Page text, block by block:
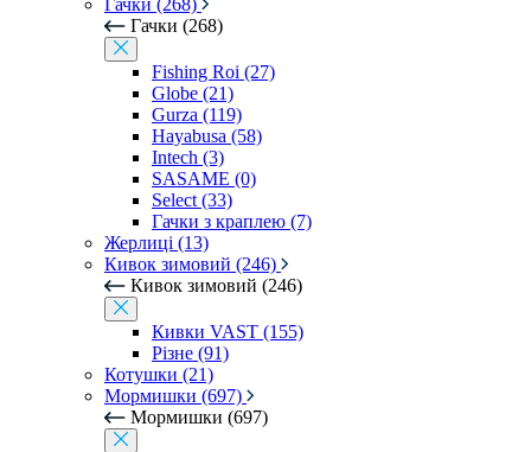
Гачки (268)
Гачки (268)
Fishing Roi (27)
Globe (21)
Gurza (119)
Hayabusa (58)
Intech (3)
SASAME (0)
Select (33)
Гачки з краплею (7)
Жерлиці (13)
Кивок зимовий (246)
Кивок зимовий (246)
Кивки VAST (155)
Різне (91)
Котушки (21)
Мормишки (697)
Мормишки (697)